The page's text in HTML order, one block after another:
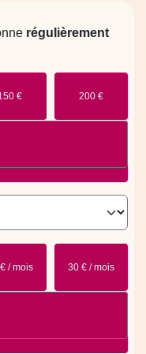
régulièrement
€ 200 €
20 € / mois 30 € / mois